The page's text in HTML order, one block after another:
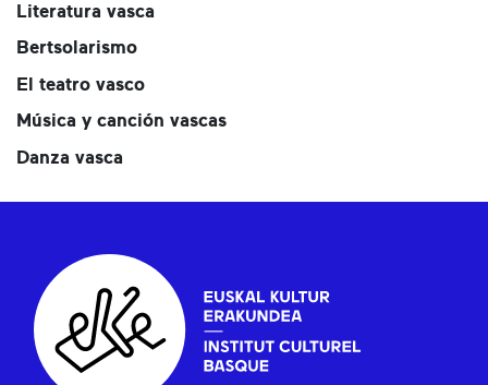
Literatura vasca
Bertsolarismo
El teatro vasco
Música y canción vascas
Danza vasca